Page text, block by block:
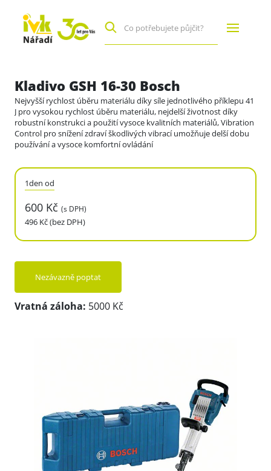
Kladivo GSH 16-30 Bosch
Nejvyšší rychlost úběru materiálu díky síle jednotlivého příklepu 41
J pro vysokou rychlost úběru materiálu, nejdelší životnost díky
robustní konstrukci a použití vysoce kvalitních materiálů, Vibration
Control pro snížení zdraví škodlivých vibrací umožňuje delší dobu
používání a vysoce komfortní ovládání
1den od
600 Kč(s DPH)
496 Kč (bez DPH)
Nezávazně poptat
Vratná záloha: 5000 Kč